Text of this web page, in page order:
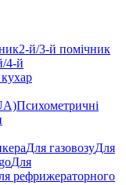
2-й/3-й помічник
4-й
Психометричні
Для газовозуДля
Для
рефрижераторного